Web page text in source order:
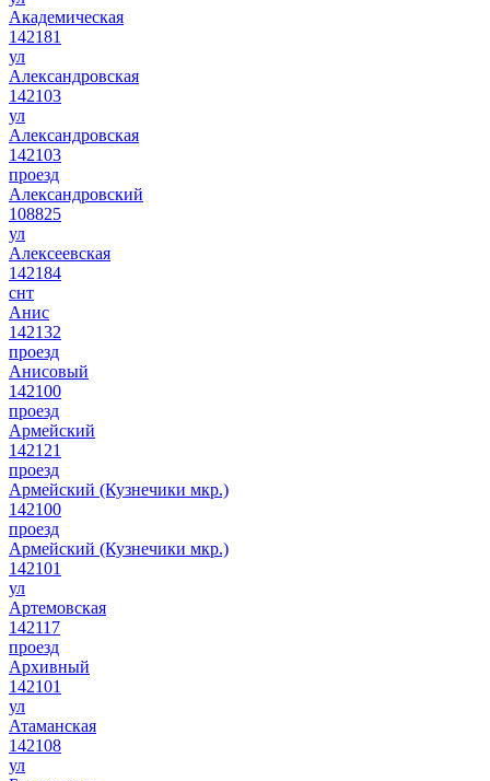
Академическая
142181
ул
Александровская
142103
ул
Александровская
142103
проезд
Александровский
108825
ул
Алексеевская
142184
снт
Анис
142132
проезд
Анисовый
142100
проезд
Армейский
142121
проезд
Армейский (Кузнечики мкр.)
142100
проезд
Армейский (Кузнечики мкр.)
142101
ул
Артемовская
142117
проезд
Архивный
142101
ул
Атаманская
142108
ул